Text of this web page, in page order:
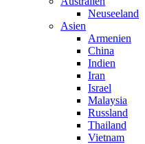
Neuseeland
Asien
Armenien
China
Indien
Iran
Israel
Malaysia
Russland
Thailand
Vietnam